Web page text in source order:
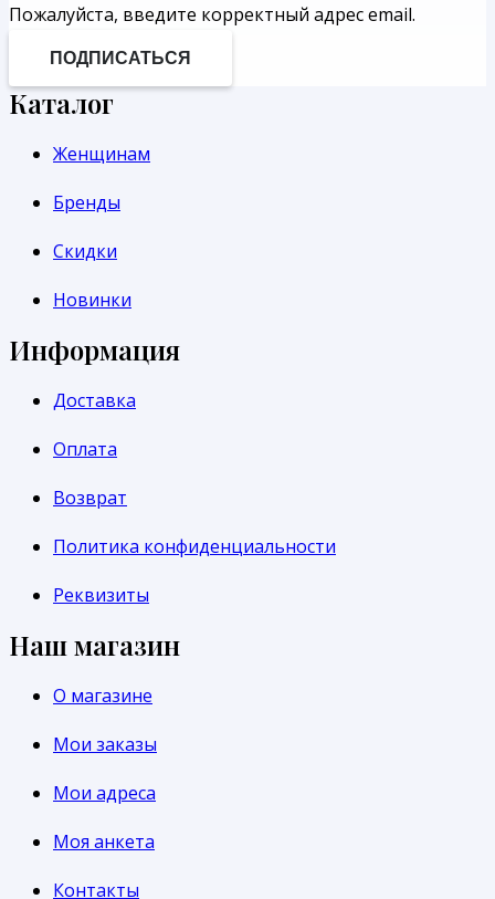
Пожалуйста, введите корректный адрес email.
ПОДПИСАТЬСЯ
Каталог
Женщинам
Бренды
Скидки
Новинки
Информация
Доставка
Оплата
Возврат
Политика конфиденциальности
Реквизиты
Наш магазин
О магазине
Мои заказы
Мои адреса
Моя анкета
Контакты